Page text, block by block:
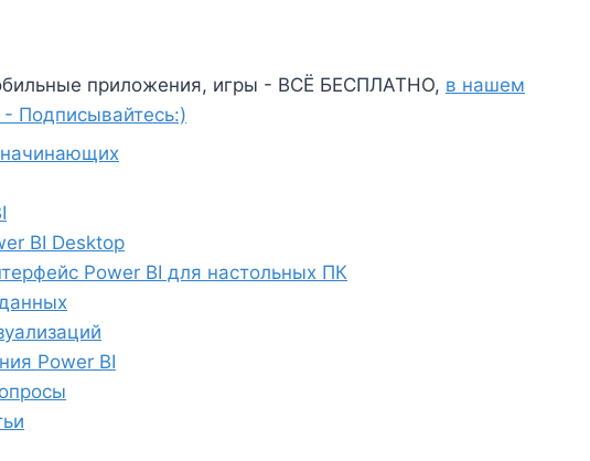
приложения, игры - ВСЁ БЕСПЛАТНО, в нашем
Подписывайтесь:)
BI Desktop
Power BI для настольных ПК
Power BI